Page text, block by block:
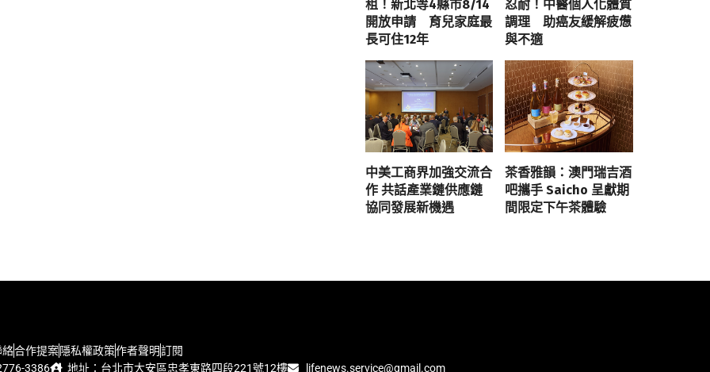
租！新北等4縣市8/14
開放申請 育兒家庭最
長可住12年
忍耐！中醫個人化體質
調理 助癌友緩解疲憊
與不適
中美工商界加強交流合
作 共話產業鏈供應鏈
協同發展新機遇
茶香雅韻：澳門瑞吉酒
吧攜手 Saicho 呈獻期
間限定下午茶體驗
絡合作提案隱私權政策作者聲明訂閱
3386
地址：台北市大安區忠孝東路四段221號12樓 lifenews.service@gmail.com